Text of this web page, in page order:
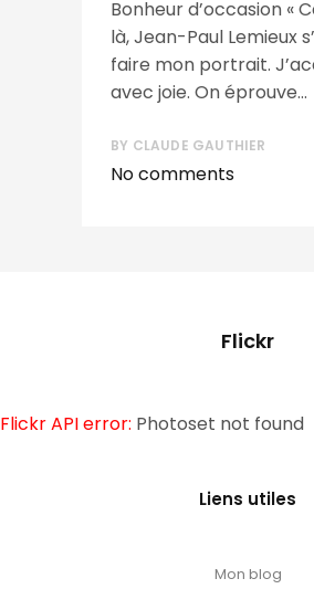
Bonheur d’occasion «
là, Jean-Paul Lemieux
faire mon portrait.
avec joie. On éprouve...
BY CLAUDE GAUTHIER
No comments
Flickr
Flickr API error: Photoset not found
Liens utiles
Mon blog